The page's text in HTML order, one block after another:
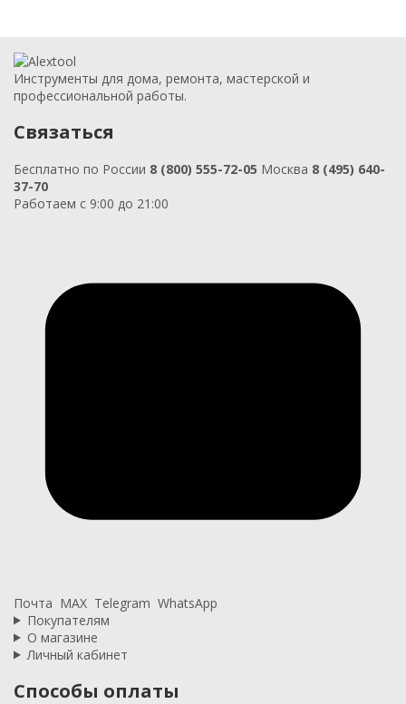
Инструменты для дома, ремонта, мастерской и
профессиональной работы.
Связаться
Бесплатно по России 8 (800) 555-72-05 Москва 8 (495) 640-
37-70
Работаем с 9:00 до 21:00
Почта MAX Telegram WhatsApp
Покупателям
О магазине
Личный кабинет
Способы оплаты